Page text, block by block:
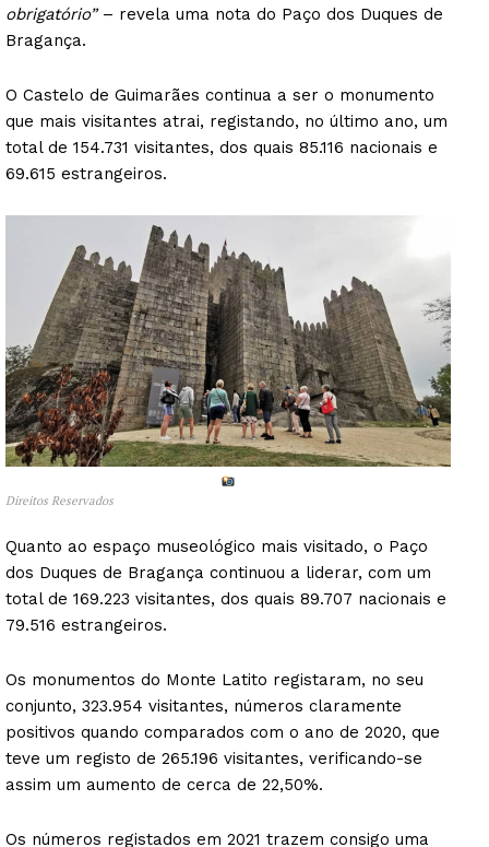
obrigatório”– revela uma nota do Paço dos Duques de
Bragança.
O Castelo de Guimarães continua a ser o monumento
que mais visitantes atrai, registando, no último ano, um
total de 154.731 visitantes, dos quais 85.116 nacionais e
69.615 estrangeiros.
Direitos Reservados
Quanto ao espaço museológico mais visitado, o Paço
dos Duques de Bragança continuou a liderar, com um
total de 169.223 visitantes, dos quais 89.707 nacionais e
79.516 estrangeiros.
Os monumentos do Monte Latito registaram, no seu
conjunto, 323.954 visitantes, números claramente
positivos quando comparados com o ano de 2020, que
teve um registo de 265.196 visitantes, verificando-se
assim um aumento de cerca de 22,50%.
Os números registados em 2021 trazem consigo uma